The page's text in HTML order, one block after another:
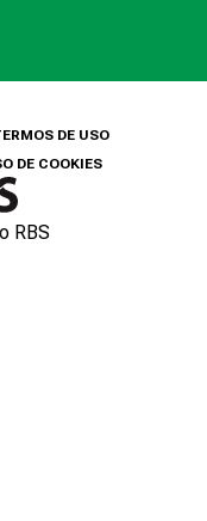
DE USO
DE COOKIES
RBS